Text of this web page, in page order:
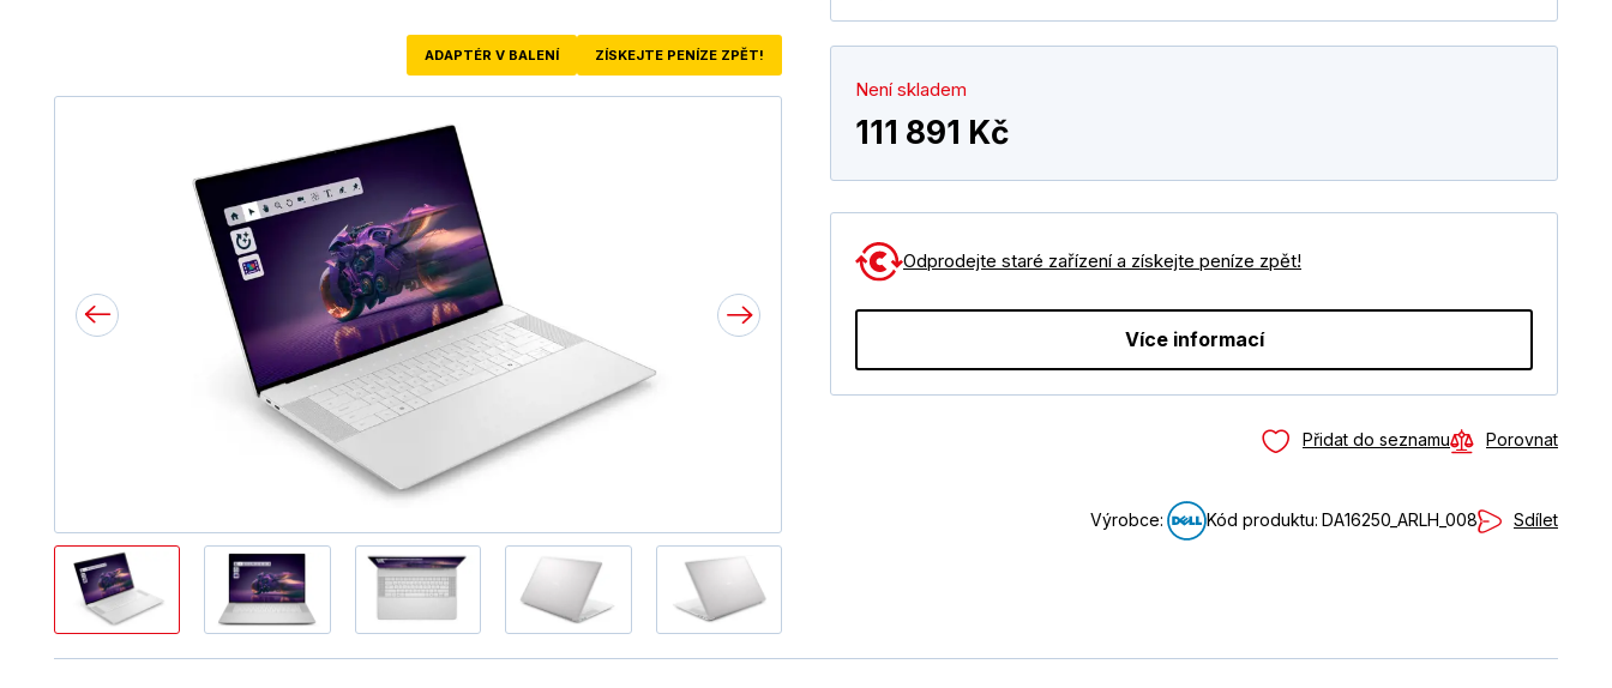
ADAPTÉR V BALENÍ ZÍSKEJTE PENÍZE ZPĚT!
Není skladem
111 891 Kč
Odprodejte staré zařízení a získejte peníze zpět!
Více informací
Přidat do seznamu Porovnat
Výrobce: Kód produktu: DA16250_ARLH_008 Sdílet